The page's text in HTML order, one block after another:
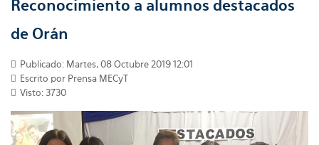
Reconocimiento a alumnos destacados
de Orán
Publicado: Martes, 08 Octubre 2019 12:01
Escrito por Prensa MECyT
Visto: 3730